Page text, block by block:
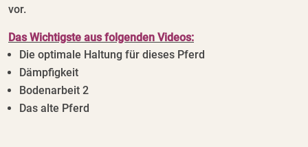
vor.
Das Wichtigste aus folgenden Videos:
Die optimale Haltung für dieses Pferd
Dämpfigkeit
Bodenarbeit 2
Das alte Pferd